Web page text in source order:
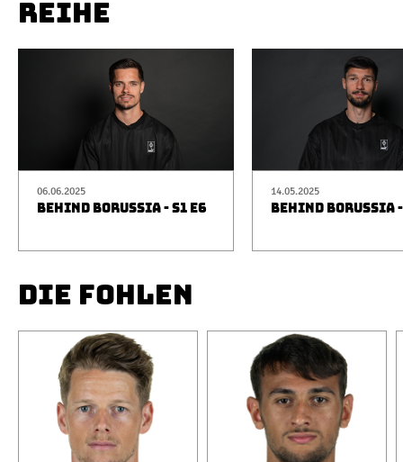
REIHE
06.06.2025
BEHIND BORUSSIA - S1 E6
14.05.2025
BEHIND BORUSSIA
DIE FOHLEN